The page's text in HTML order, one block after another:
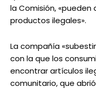
la Comisión, «pueden
productos ilegales».
La compañía
con la que los
encontrar artículos
comunitario, que